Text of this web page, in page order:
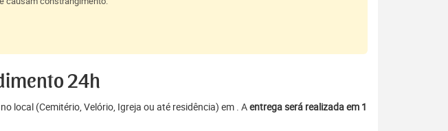
24h
local (Cemitério, Velório, Igreja ou até residência) em . Aentrega será realizada em 1